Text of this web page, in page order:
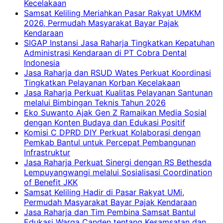
Kecelakaan
Samsat Keliling Meriahkan Pasar Rakyat UMKM
2026, Permudah Masyarakat Bayar Pajak
Kendaraan
SIGAP Instansi Jasa Raharja Tingkatkan Kepatuhan
Administrasi Kendaraan di PT Cobra Dental
Indonesia
Jasa Raharja dan RSUD Wates Perkuat Koordinasi
Tingkatkan Pelayanan Korban Kecelakaan
Jasa Raharja Perkuat Kualitas Pelayanan Santunan
melalui Bimbingan Teknis Tahun 2026
Eko Suwanto Ajak Gen Z Ramaikan Media Sosial
dengan Konten Budaya dan Edukasi Positif
Komisi C DPRD DIY Perkuat Kolaborasi dengan
Pemkab Bantul untuk Percepat Pembangunan
Infrastruktur
Jasa Raharja Perkuat Sinergi dengan RS Bethesda
Lempuyangwangi melalui Sosialisasi Coordination
of Benefit JKK
Samsat Keliling Hadir di Pasar Rakyat UMi,
Permudah Masyarakat Bayar Pajak Kendaraan
Jasa Raharja dan Tim Pembina Samsat Bantul